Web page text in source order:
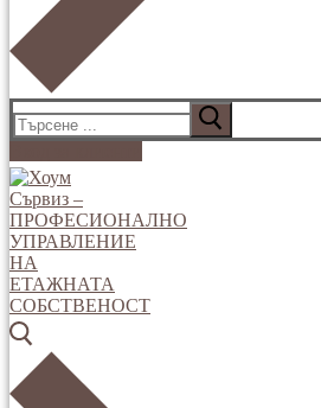
Търсене
за: